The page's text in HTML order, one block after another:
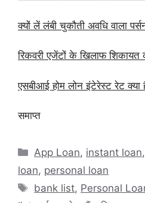
क्यों लें लंबी चुकौती अवधि वाला
रिकवरी एजेंटों के खिलाफ शिकायत
एसबीआई होम लोन इंटेरेस्ट रेट क्या
समाप्त
Categories
App Loan, instant loan,
loan, personal loan
Tags
bank list, Personal